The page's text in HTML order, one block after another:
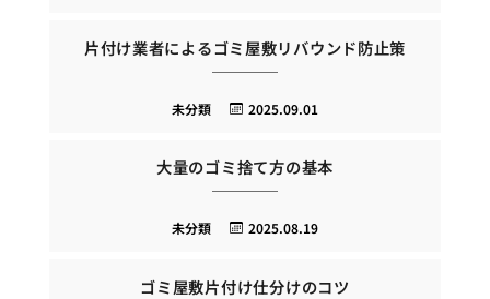
片付け業者によるゴミ屋敷リバウンド防止策
2025.09.01
未分類
大量のゴミ捨て方の基本
2025.08.19
未分類
ゴミ屋敷片付け仕分けのコツ